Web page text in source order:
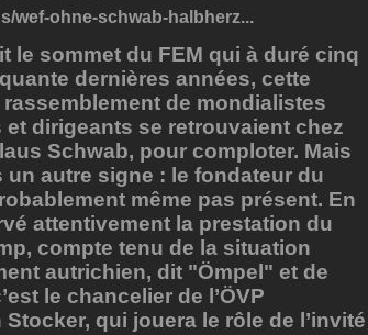
wef-ohne-schwab-halbherz...
le sommet du FEM qui à duré cinq
dernières années, cette
de mondialistes
dirigeants se retrouvaient chez
Schwab, pour comploter. Mais
autre signe : le fondateur du
même pas présent. En
attentivement la prestation du
compte tenu de la situation
autrichien, dit "Ömpel" et de
le chancelier de l’ÖVP
qui jouera le rôle de l’invité